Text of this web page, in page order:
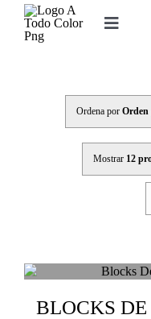
Saltar
contenido
Toggle
Ordena por Orden
Mostrar 12
BLOCKS DE